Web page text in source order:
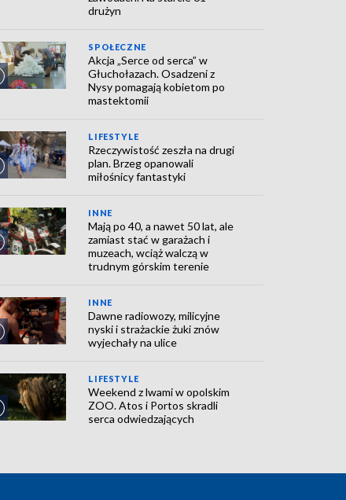
drużyn
SPOŁECZNE
Akcja „Serce od serca” w
Głuchołazach. Osadzeni z
Nysy pomagają kobietom po
mastektomii
LIFESTYLE
Rzeczywistość zeszła na drugi
plan. Brzeg opanowali
miłośnicy fantastyki
INNE
Mają po 40, a nawet 50 lat, ale
zamiast stać w garażach i
muzeach, wciąż walczą w
trudnym górskim terenie
INNE
Dawne radiowozy, milicyjne
nyski i strażackie żuki znów
wyjechały na ulice
LIFESTYLE
Weekend z lwami w opolskim
ZOO. Atos i Portos skradli
serca odwiedzających